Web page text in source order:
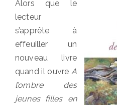
Alors que le
lecteur
s’apprête à
effeuiller un
nouveau livre
quand il ouvre A
l’ombre des
jeunes filles en